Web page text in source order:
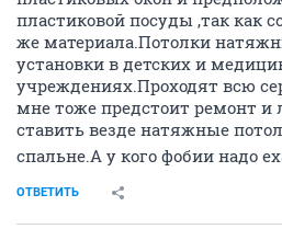
пластиковой посуды ,так как
же материала.Потолки
установки в детских и
учреждениях.Проходят всю
мне тоже предстоит ремонт и
ставить везде натяжные
спальне.А у кого фобии надо
ОТВЕТИТЬ